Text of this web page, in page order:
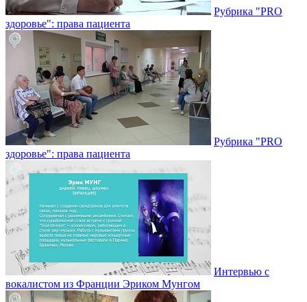
Рубрика "PRO
здоровье": права пациента
Рубрика "PRO
здоровье": права пациента
Интервью с
вокалистом из Франции Эриком Мунгом